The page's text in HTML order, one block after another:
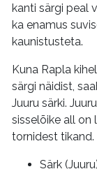
kanti särgi peal
ka enamus
kaunistusteta.
Kuna Rapla
särgi näidist,
Juuru särki.
sisselõike all on
tornidest tikand.
Särk